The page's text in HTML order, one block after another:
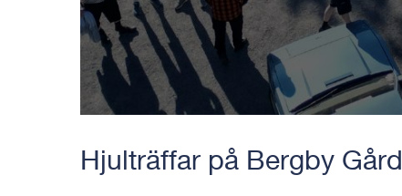
Hjulträffar på Bergby Gård